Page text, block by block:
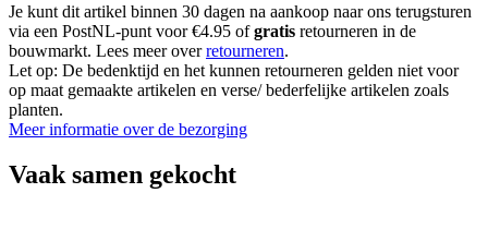
Je kunt dit artikel binnen 30 dagen na aankoop naar ons terugsturen
via een PostNL-punt voor €4.95 ofgratis retourneren in de
bouwmarkt. Lees meer overretourneren.
Let op: De bedenktijd en het kunnen retourneren gelden niet voor
op maat gemaakte artikelen en verse/ bederfelijke artikelen zoals
planten.
Meer informatie over de bezorging
Vaak samen gekocht